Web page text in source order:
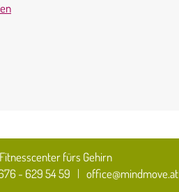
fürs Gehirn
- 629 54 59 | office@mindmove.at